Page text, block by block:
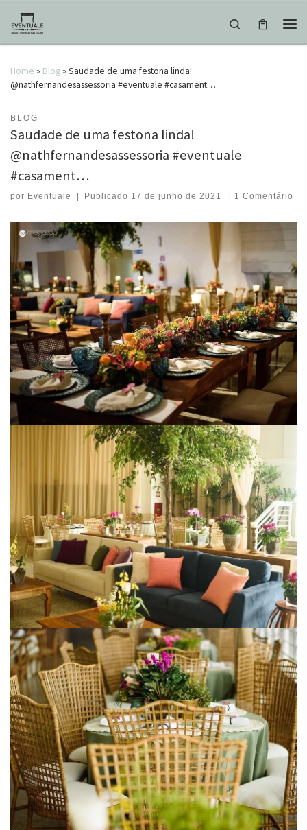
Skip to content
Search
Home » Blog» Saudade de uma festona linda!
@nathfernandesassessoria #eventuale #casament…
BLOG
Saudade de uma festona linda!
@nathfernandesassessoria #eventuale
#casament…
por Eventuale Publicado 17 de junho de 2021 1 Comentário